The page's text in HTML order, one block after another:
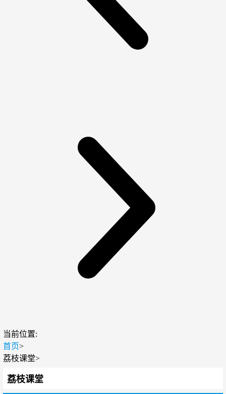
当前位置:
首页>
荔枝课堂>
荔枝课堂